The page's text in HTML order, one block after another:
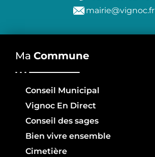
mairie@vignoc.fr
Ma Commune
Conseil Municipal
Vignoc En Direct
Conseil des sages
Bien vivre ensemble
Cimetière